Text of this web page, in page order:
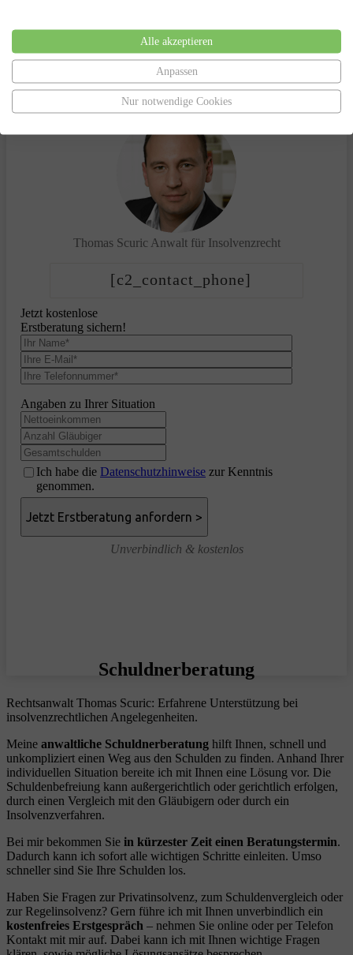
Haben Sie Fragen?
Sprechen Sie uns an.
Wir helfen Ihnen gerne!
Thomas Scuric Anwalt für Insolvenzrecht
[c2_contact_phone]
Jetzt kostenlose
Erstberatung sichern!
Angaben zu Ihrer Situation
Ich habe die Datenschutzhinweise zur Kenntnis
genommen.
Unverbindlich & kostenlos
Schuldnerberatung
Rechtsanwalt Thomas Scuric: Erfahrene Unterstützung bei
insolvenzrechtlichen Angelegenheiten.
Meine anwaltliche Schuldnerberatung hilft Ihnen, schnell und
unkompliziert einen Weg aus den Schulden zu finden. Anhand Ihrer
individuellen Situation bereite ich mit Ihnen eine Lösung vor. Die
Schuldenbefreiung kann außergerichtlich oder gerichtlich erfolgen,
durch einen Vergleich mit den Gläubigern oder durch ein
Insolvenzverfahren.
Bei mir bekommen Sie in kürzester Zeit einen Beratungstermin.
Dadurch kann ich sofort alle wichtigen Schritte einleiten. Umso
schneller sind Sie Ihre Schulden los.
Haben Sie Fragen zur Privatinsolvenz, zum Schuldenvergleich oder
zur Regelinsolvenz? Gern führe ich mit Ihnen unverbindlich ein
kostenfreies Erstgespräch – nehmen Sie online oder per Telefon
Kontakt mit mir auf. Dabei kann ich mit Ihnen wichtige Fragen
Alle akzeptieren
Anpassen
Nur notwendige Cookies